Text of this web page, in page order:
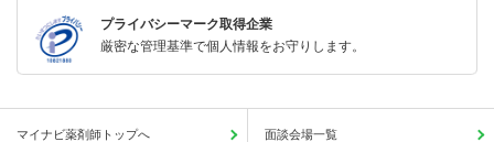
プライバシーマーク取得企業
厳密な管理基準で個人情報をお守りします。
マイナビ薬剤師トップへ 面談会場一覧